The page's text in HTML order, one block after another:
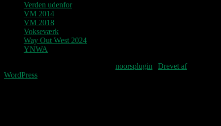
Verden udenfor
VM 2014
VM 2018
Vokseværk
Way Out West 2024
YNWA
noorsplugin
Drevet af
WordPress